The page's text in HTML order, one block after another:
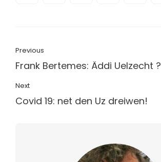
Previous
Frank Bertemes: Äddi Uelzecht ?
Next
Covid 19: net den Uz dreiwen!